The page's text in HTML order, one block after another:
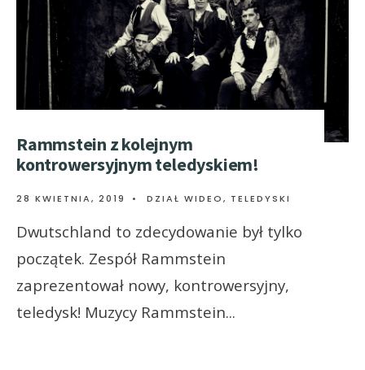
Rammstein z kolejnym
kontrowersyjnym teledyskiem!
28 KWIETNIA, 2019 • DZIAŁ WIDEO, TELEDYSKI
Dwutschland to zdecydowanie był tylko
początek. Zespół Rammstein
zaprezentował nowy, kontrowersyjny,
teledysk! Muzycy Rammstein...